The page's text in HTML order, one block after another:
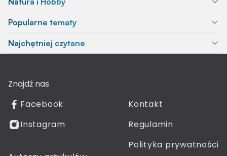
Popularne tematy
Najchętniej czytane
Znajdź nas
Facebook
Instagram
Kontakt
Regulamin
Polityka prywatności